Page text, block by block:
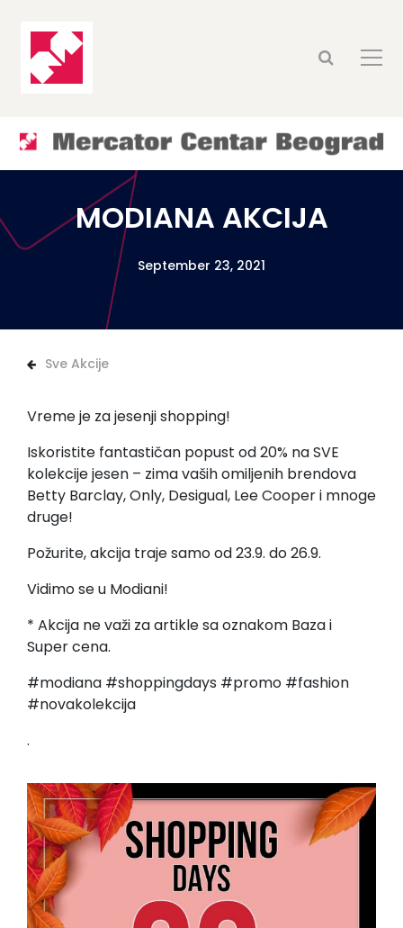
MODIANA AKCIJA
September 23, 2021
Sve Akcije
Vreme je za jesenji shopping!
Iskoristite fantastičan popust od 20% na SVE
kolekcije jesen – zima vaših omiljenih brendova
Betty Barclay, Only, Desigual, Lee Cooper i mnoge
druge!
Požurite, akcija traje samo od 23.9. do 26.9.
Vidimo se u Modiani!
* Akcija ne važi za artikle sa oznakom Baza i
Super cena.
#modiana #shoppingdays #promo #fashion
#novakolekcija
.